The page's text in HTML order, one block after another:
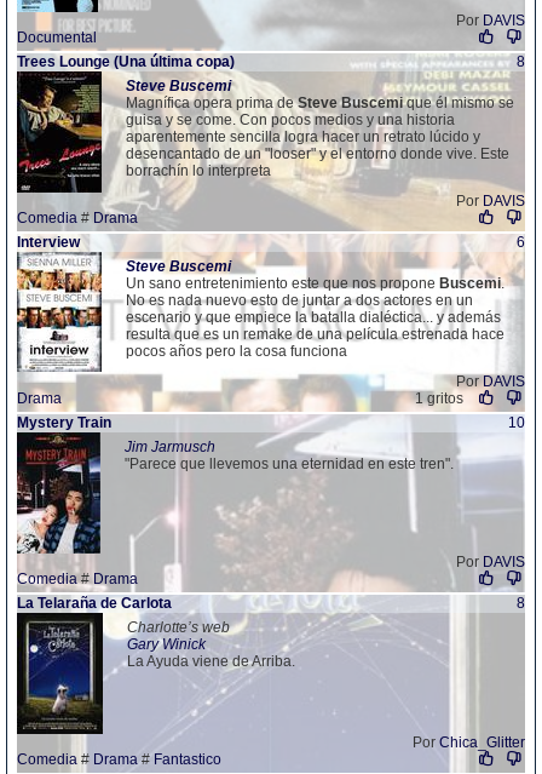
Por DAVIS
Documental
Trees Lounge (Una última copa)
8
Steve Buscemi
Magnífica opera prima deSteve Buscemique él mismo se
guisa y se come. Con pocos medios y una historia
aparentemente sencilla logra hacer un retrato lúcido y
desencantado de un "looser" y el entorno donde vive. Este
borrachín lo interpreta
Por DAVIS
Comedia # Drama
Interview
6
Steve Buscemi
Un sano entretenimiento este que nos propone Buscemi.
No es nada nuevo esto de juntar a dos actores en un
escenario y que empiece la batalla dialéctica... y además
resulta que es un remake de una película estrenada hace
pocos años pero la cosa funciona
PorDAVIS
Drama
1 gritos
Mystery Train
10
Jim Jarmusch
"Parece que llevemos una eternidad en este tren".
Por DAVIS
Comedia# Drama
La Telaraña de Carlota
8
Charlotte’s web
Gary Winick
La Ayuda viene de Arriba.
Por Chica_Glitter
Comedia # Drama # Fantastico